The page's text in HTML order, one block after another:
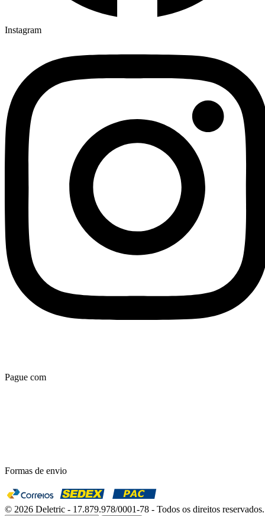
Instagram
Pague com
Formas de envio
© 2026 Deletric - 17.879.978/0001-78 - Todos os direitos reservados.